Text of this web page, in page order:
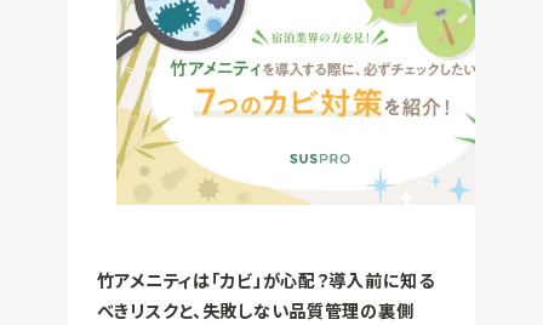
竹アメニティは「カビ」が心配？導入前に知る
べきリスクと、失敗しない品質管理の裏側